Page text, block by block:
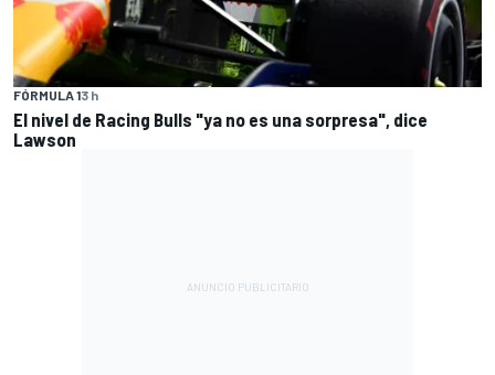
FÓRMULA 13 h
El nivel de Racing Bulls "ya no es una sorpresa", dice
Lawson